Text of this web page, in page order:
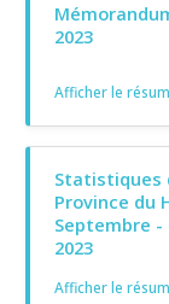
2023
Afficher le
Statistiques
Province du
Septembre
2023
Afficher le